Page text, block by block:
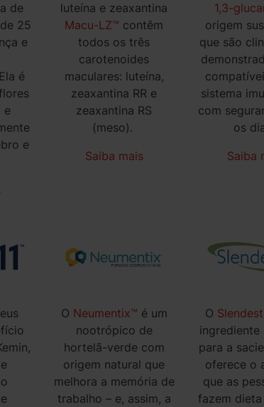
de
25
e
é
e
e
luteína e zeaxantina
Macu-LZ™ contêm
todos os três
carotenoides
maculares: luteína,
zeaxantina RR e
zeaxantina RS
(meso).
Saiba mais
1,3-
origem
que são
sistema
com
os
Saiba
O Neumentix™ é um
nootrópico de
hortelã-verde com
origem natural que
melhora a memória de
trabalho – e, assim, a
O
ingrediente
para a
oferece o
que as
fazem